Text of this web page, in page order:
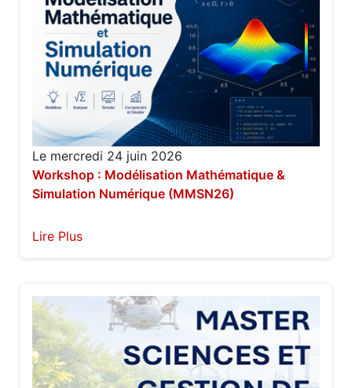
Le mercredi 24 juin 2026
Workshop : Modélisation Mathématique &
Simulation Numérique (MMSN26)
Lire Plus